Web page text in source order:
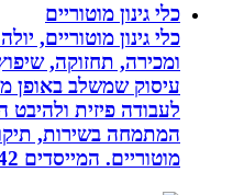
כלי גינון מוטוריים
כלי גינון מוטוריים, יולה
ומכירה, תחזוקה, שיפוץ
עיסוק שמשלב באופן
לעבודה פיזית ולהיבט
המתמחה בשירות, תיקון
מוטוריים. המייסדים 42, כפר דניאל